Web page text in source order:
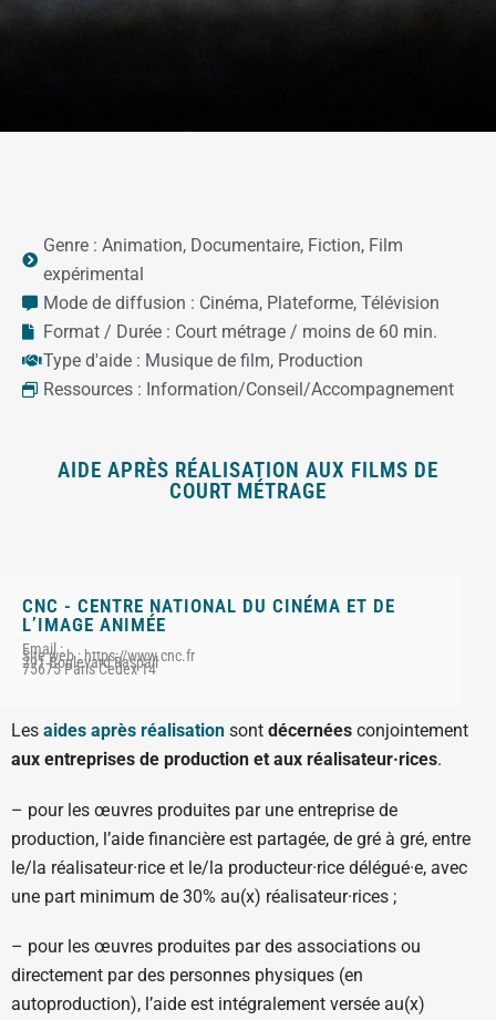
Genre : Animation, Documentaire, Fiction, Film
expérimental
Mode de diffusion : Cinéma, Plateforme, Télévision
Format / Durée : Court métrage / moins de 60 min.
Type d'aide : Musique de film, Production
Ressources : Information/Conseil/Accompagnement
AIDE APRÈS RÉALISATION AUX FILMS DE
COURT MÉTRAGE
CNC - CENTRE NATIONAL DU CINÉMA ET DE
L’IMAGE ANIMÉE
Email :
Site web : https://www.cnc.fr
291 Boulevard Raspail
75675 Paris Cedex 14
Les aides après réalisation sont décernées conjointement
aux entreprises de production et aux réalisateur·rices.
– pour les œuvres produites par une entreprise de
production, l’aide financière est partagée, de gré à gré, entre
le/la réalisateur·rice et le/la producteur·rice délégué·e, avec
une part minimum de 30% au(x) réalisateur·rices ;
– pour les œuvres produites par des associations ou
directement par des personnes physiques (en
autoproduction), l’aide est intégralement versée au(x)